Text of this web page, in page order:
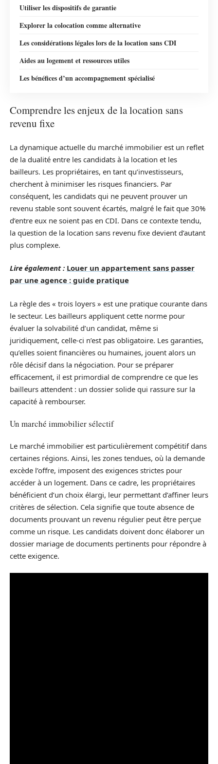
Utiliser les dispositifs de garantie
Explorer la colocation comme alternative
Les considérations légales lors de la location sans CDI
Aides au logement et ressources utiles
Les bénéfices d’un accompagnement spécialisé
Comprendre les enjeux de la location sans
revenu fixe
La dynamique actuelle du marché immobilier est un reflet
de la dualité entre les candidats à la location et les
bailleurs. Les propriétaires, en tant qu’investisseurs,
cherchent à minimiser les risques financiers. Par
conséquent, les candidats qui ne peuvent prouver un
revenu stable sont souvent écartés, malgré le fait que 30%
d’entre eux ne soient pas en CDI. Dans ce contexte tendu,
la question de la location sans revenu fixe devient d’autant
plus complexe.
Lire également : Louer un appartement sans passer
par une agence : guide pratique
La règle des « trois loyers » est une pratique courante dans
le secteur. Les bailleurs appliquent cette norme pour
évaluer la solvabilité d’un candidat, même si
juridiquement, celle-ci n’est pas obligatoire. Les garanties,
qu’elles soient financières ou humaines, jouent alors un
rôle décisif dans la négociation. Pour se préparer
efficacement, il est primordial de comprendre ce que les
bailleurs attendent : un dossier solide qui rassure sur la
capacité à rembourser.
Un marché immobilier sélectif
Le marché immobilier est particulièrement compétitif dans
certaines régions. Ainsi, les zones tendues, où la demande
excède l’offre, imposent des exigences strictes pour
accéder à un logement. Dans ce cadre, les propriétaires
bénéficient d’un choix élargi, leur permettant d’affiner leurs
critères de sélection. Cela signifie que toute absence de
documents prouvant un revenu régulier peut être perçue
comme un risque. Les candidats doivent donc élaborer un
dossier mariage de documents pertinents pour répondre à
cette exigence.